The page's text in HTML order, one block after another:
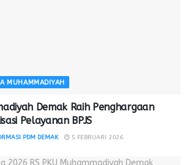
MUHAMMADIYAH
Demak Raih Penghargaan
Pelayanan BPJS
PDM DEMAK 5 FEBRUARI 2026